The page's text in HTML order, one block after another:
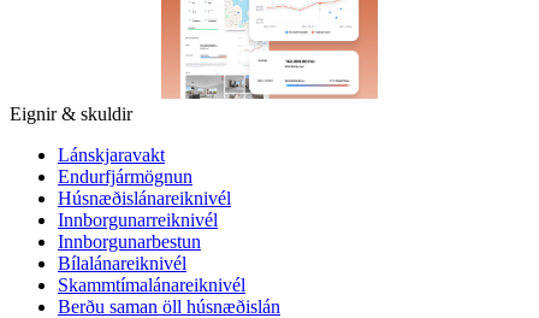
Eignir & skuldir
Lánskjaravakt
Endurfjármögnun
Húsnæðislánareiknivél
Innborgunarreiknivél
Innborgunarbestun
Bílalánareiknivél
Skammtímalánareiknivél
Berðu saman öll húsnæðislán